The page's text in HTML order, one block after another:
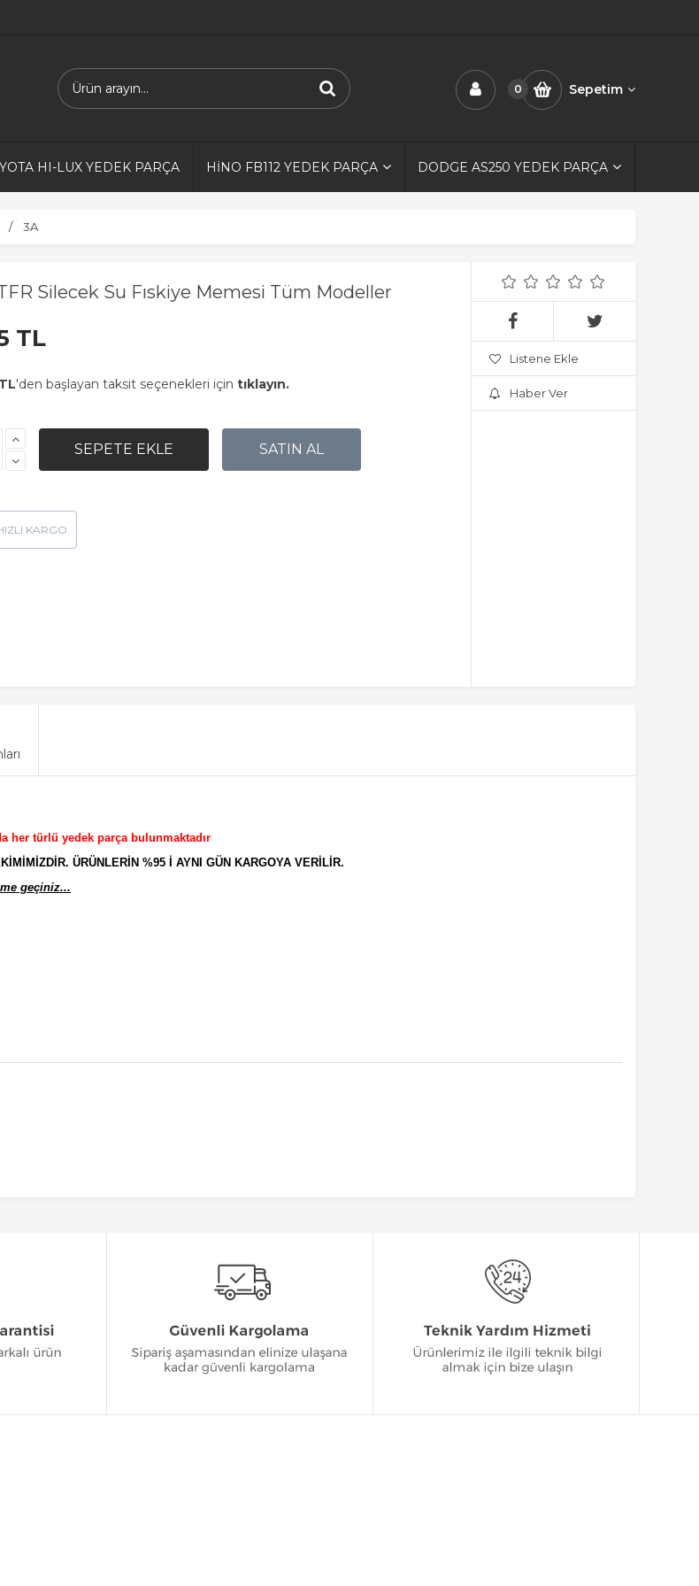
0 Sepetim
HI-LUX YEDEK PARÇA HİNO FB112 YEDEK PARÇA DODGE AS250 YEDEK PARÇA
3A
Silecek Su Fıskiye Memesi Tüm Modeller
TL
'den başlayan taksit seçenekleri için tıklayın.
Listene Ekle
Haber Ver
her türlü yedek parça bulunmaktadır
ÜRÜNLERİN %95 İ AYNI GÜN KARGOYA VERİLİR.
geçiniz...